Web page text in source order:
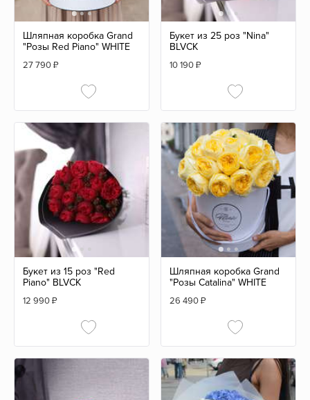
Шляпная коробка Grand
"Розы Red Piano" WHITE
27 790₽
Букет из 25 роз "Nina"
BLVCK
10 190₽
Букет из 15 роз "Red
Piano" BLVCK
12 990₽
Шляпная коробка Grand
"Розы Catalina" WHITE
26 490₽